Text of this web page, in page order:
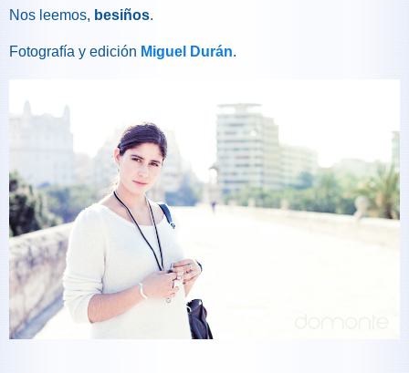
Nos leemos, besiños.
Fotografía y edición Miguel Durán.